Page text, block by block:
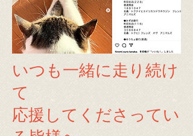
​ いつも一緒に走り続け
て
応援してくださってい